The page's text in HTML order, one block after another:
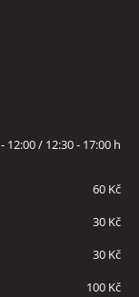
12:00 / 12:30 - 17:00 h
60 Kč
30 Kč
30 Kč
100 Kč